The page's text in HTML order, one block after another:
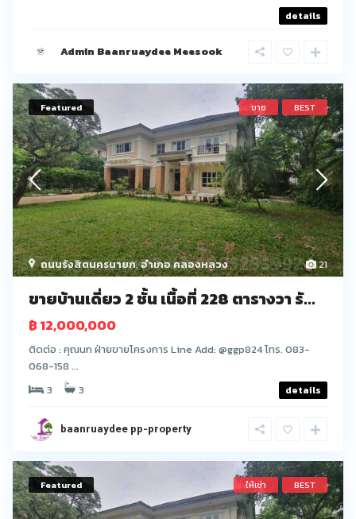
details
Admin Baanruaydee Meesook
21
ถนนรังสิตนครนายก,อำเภอ คลองหลวง
Featured ขาย BEST
ขายบ้านเดี่ยว 2 ชั้น เนื้อที่ 228 ตารางวา รั...
฿ 12,000,000
ติดต่อ : คุณนก ฝ่ายขายโครงการ Line Add: @ggp824 โทร. 083-
068-158 ...
3
3 details
baanruaydee pp-property
Featured ให้เช่า BEST